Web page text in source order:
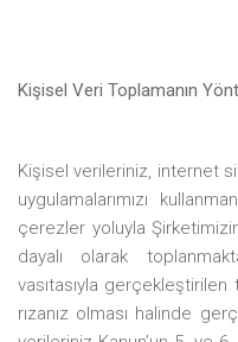
Kişisel Veri Toplamanın
Kişisel verileriniz, internet
uygulamalarımızı
çerezler yoluyla
dayalı olarak
vasıtasıyla gerçekleştirilen
rızanız olması halinde